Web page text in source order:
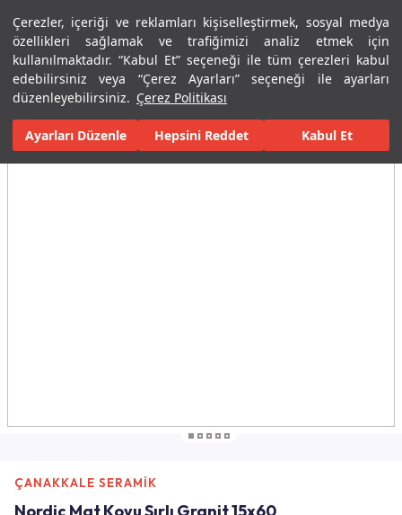
Çerezler, içeriği ve reklamları kişiselleştirmek, sosyal medya
özellikleri sağlamak ve trafiğimizi analiz etmek için
kullanılmaktadır. “Kabul Et” seçeneği ile tüm çerezleri kabul
edebilirsiniz veya “Çerez Ayarları” seçeneği ile ayarları
düzenleyebilirsiniz. Çerez Politikası
Ayarları Düzenle Hepsini Reddet Kabul Et
Menü Menü
Ana Sayfa Karolar Konut İçi Alanlar Banyo Seramikleri
Tüm Görseller(9)
ÇANAKKALE SERAMİK